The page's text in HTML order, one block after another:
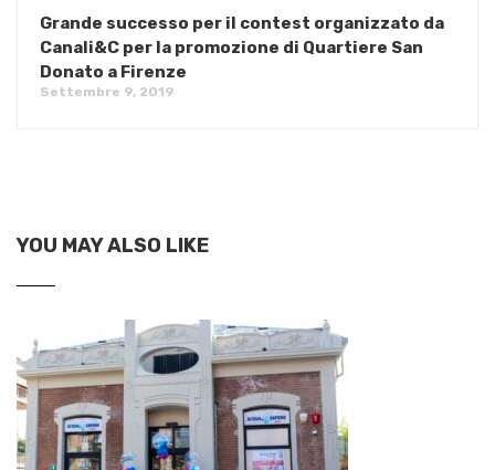
Grande successo per il contest organizzato da
Canali&C per la promozione di Quartiere San
Donato a Firenze
Settembre 9, 2019
YOU MAY ALSO LIKE